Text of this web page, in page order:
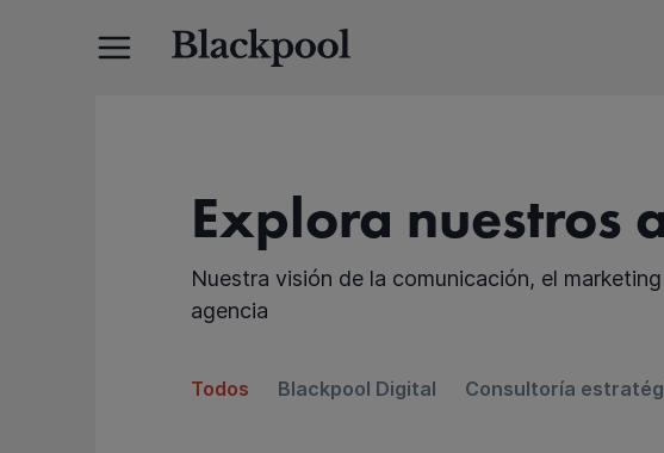
Explora nuestros
Nuestra visión de la comunicación, el
agencia
Todos Blackpool Digital Consultoría